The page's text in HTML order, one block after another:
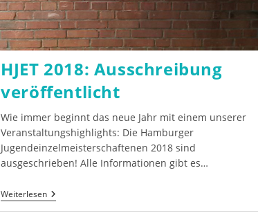
HJET 2018: Ausschreibung
veröffentlicht
Wie immer beginnt das neue Jahr mit einem unserer
Veranstaltungshighlights: Die Hamburger
Jugendeinzelmeisterschaftenen 2018 sind
ausgeschrieben! Alle Informationen gibt es…
WeiterlesenHJET
2018: